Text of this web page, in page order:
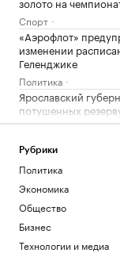
Спорт
«Аэрофлот»
изменении
Геленджике
Политика
Ярославский
потушенных
Политика
Рубрики
Политика
Экономика
Общество
Бизнес
Технологии и медиа